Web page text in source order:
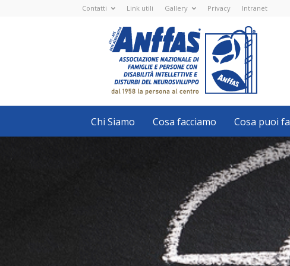
Contatti Link utili Gallery Privacy Intranet
Nazionale
ETS
-
APS
Associazione
Nazionale
di
Famiglie
e
con
disabilità
intellettive
Chi Siamo Cosa facciamo Cosa puoi